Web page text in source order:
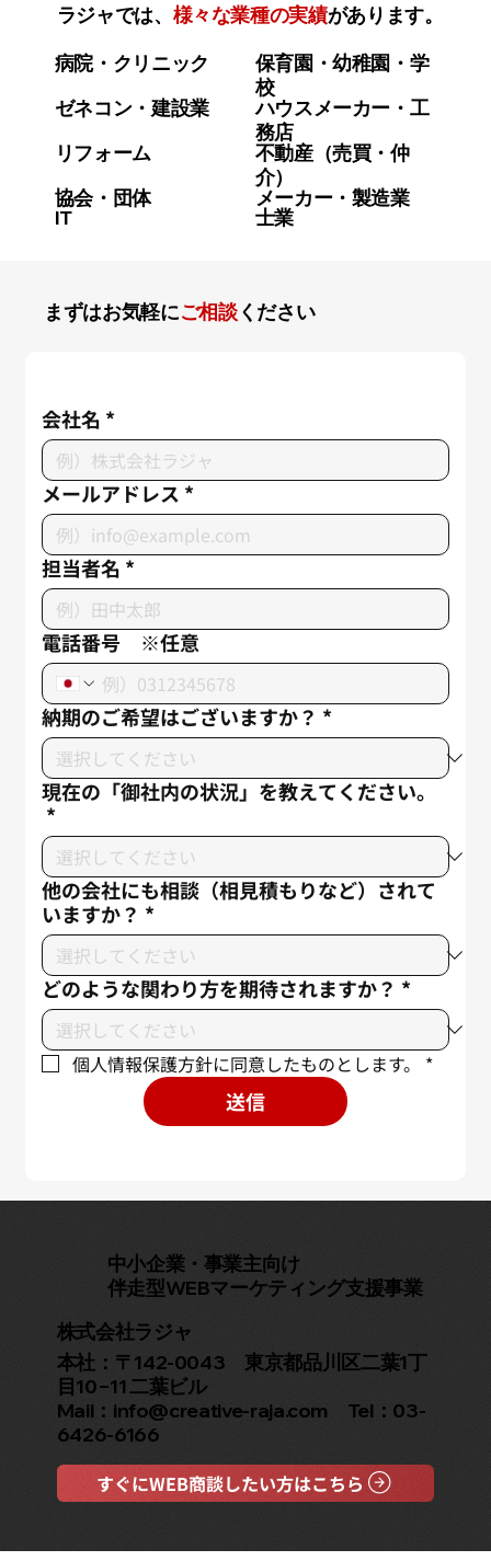
ラジャでは、 様々な業種の実績があります。
病院・クリニック
保育園・幼稚園・学
校
ゼネコン・建設業
ハウスメーカー・工
務店
リフォーム
不動産（売買・仲
介）
協会・団体
メーカー・製造業
IT
士業
まずはお気軽にご相談ください
会社名 *
メールアドレス *
担当者名 *
電話番号 ※任意
納期のご希望はございますか？ *
現在の「御社内の状況」を教えてください。
*
他の会社にも相談（相見積もりなど）されて
いますか？ *
どのような関わり方を期待されますか？ *
個人情報保護方針に同意したものとします。 *
送信
中小企業・事業主向け
伴走型WEBマーケティング支援事業
株式会社ラジャ
本社：〒142-0043 東京都品川区二葉1丁
目10−11 二葉ビル
Mail：info@creative-raja.com Tel：03-
6426-6166
すぐにWEB商談したい方はこちら